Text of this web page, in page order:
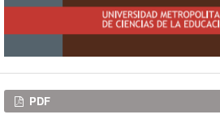
Descargas
PDF